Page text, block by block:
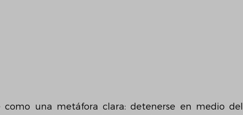
una metáfora clara: detenerse en medio del